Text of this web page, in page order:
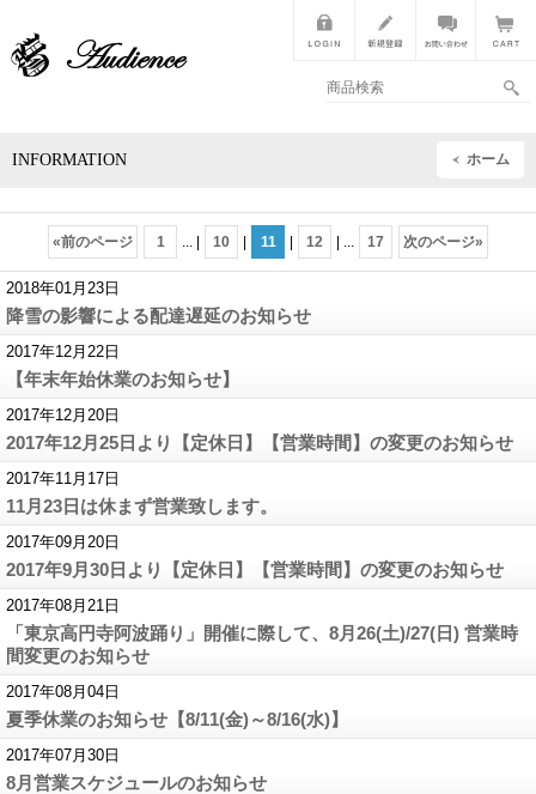
INFORMATION ホーム
«前のページ 1 ... 10 11 12 ... 17 次のページ»
2018年01月23日
降雪の影響による配達遅延のお知らせ
2017年12月22日
【年末年始休業のお知らせ】
2017年12月20日
2017年12月25日より【定休日】【営業時間】の変更のお知らせ
2017年11月17日
11月23日は休まず営業致します。
2017年09月20日
2017年9月30日より【定休日】【営業時間】の変更のお知らせ
2017年08月21日
「東京高円寺阿波踊り」開催に際して、8月26(土)/27(日) 営業時
間変更のお知らせ
2017年08月04日
夏季休業のお知らせ【8/11(金)～8/16(水)】
2017年07月30日
8月営業スケジュールのお知らせ